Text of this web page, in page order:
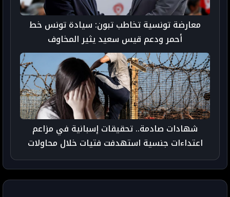
معارضة تونسية تخاطب تبون: سيادة تونس خط
أحمر ودعم قيس سعيد يثير المخاوف
شهادات صادمة.. تحقيقات إسبانية في مزاعم
اعتداءات جنسية استهدفت فتيات خلال محاولات
الهجرة إلى سبتة